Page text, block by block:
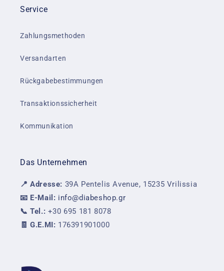
Service
Zahlungsmethoden
Versandarten
Rückgabebestimmungen
Transaktionssicherheit
Kommunikation
Das Unternehmen
📍 Adresse: 39A Pentelis Avenue, 15235 Vrilissia
📧 E-Mail: info@diabeshop.gr
📞 Tel.: +30 695 181 8078
🧾 G.E.MI: 176391901000